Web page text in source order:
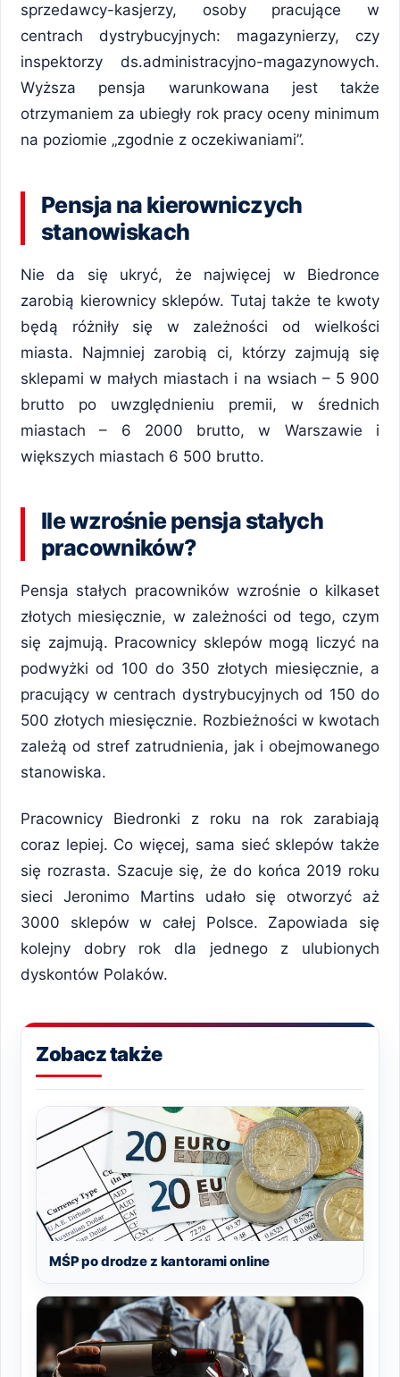
sprzedawcy-kasjerzy, osoby pracujące w
centrach dystrybucyjnych: magazynierzy, czy
inspektorzy ds.administracyjno-magazynowych.
Wyższa pensja warunkowana jest także
otrzymaniem za ubiegły rok pracy oceny minimum
na poziomie „zgodnie z oczekiwaniami”.
Pensja na kierowniczych
stanowiskach
Nie da się ukryć, że najwięcej w Biedronce
zarobią kierownicy sklepów. Tutaj także te kwoty
będą różniły się w zależności od wielkości
miasta. Najmniej zarobią ci, którzy zajmują się
sklepami w małych miastach i na wsiach – 5 900
brutto po uwzględnieniu premii, w średnich
miastach – 6 2000 brutto, w Warszawie i
większych miastach 6 500 brutto.
Ile wzrośnie pensja stałych
pracowników?
Pensja stałych pracowników wzrośnie o kilkaset
złotych miesięcznie, w zależności od tego, czym
się zajmują. Pracownicy sklepów mogą liczyć na
podwyżki od 100 do 350 złotych miesięcznie, a
pracujący w centrach dystrybucyjnych od 150 do
500 złotych miesięcznie. Rozbieżności w kwotach
zależą od stref zatrudnienia, jak i obejmowanego
stanowiska.
Pracownicy Biedronki z roku na rok zarabiają
coraz lepiej. Co więcej, sama sieć sklepów także
się rozrasta. Szacuje się, że do końca 2019 roku
sieci Jeronimo Martins udało się otworzyć aż
3000 sklepów w całej Polsce. Zapowiada się
kolejny dobry rok dla jednego z ulubionych
dyskontów Polaków.
Zobacz także
MŚP po drodze z kantorami online